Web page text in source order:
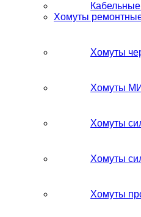
Хомуты
Хомуты
Хомуты
Хомуты
Хомуты
Хомуты